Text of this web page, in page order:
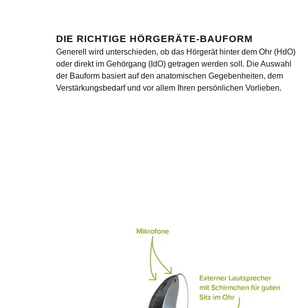
DIE RICHTIGE HÖRGERÄTE-BAUFORM
Generell wird unterschieden, ob das Hörgerät hinter dem Ohr (HdO)
oder direkt im Gehörgang (IdO) getragen werden soll. Die Auswahl
der Bauform basiert auf den anatomischen Gegebenheiten, dem
Verstärkungsbedarf und vor allem Ihren persönlichen Vorlieben.